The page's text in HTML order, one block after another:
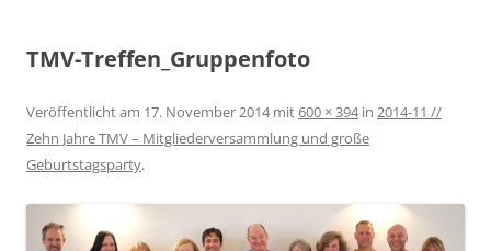
TMV-Treffen_Gruppenfoto
Veröffentlicht am 17. November 2014mit600 × 394in 2014-11 //
Zehn Jahre TMV – Mitgliederversammlung und große
Geburtstagsparty.